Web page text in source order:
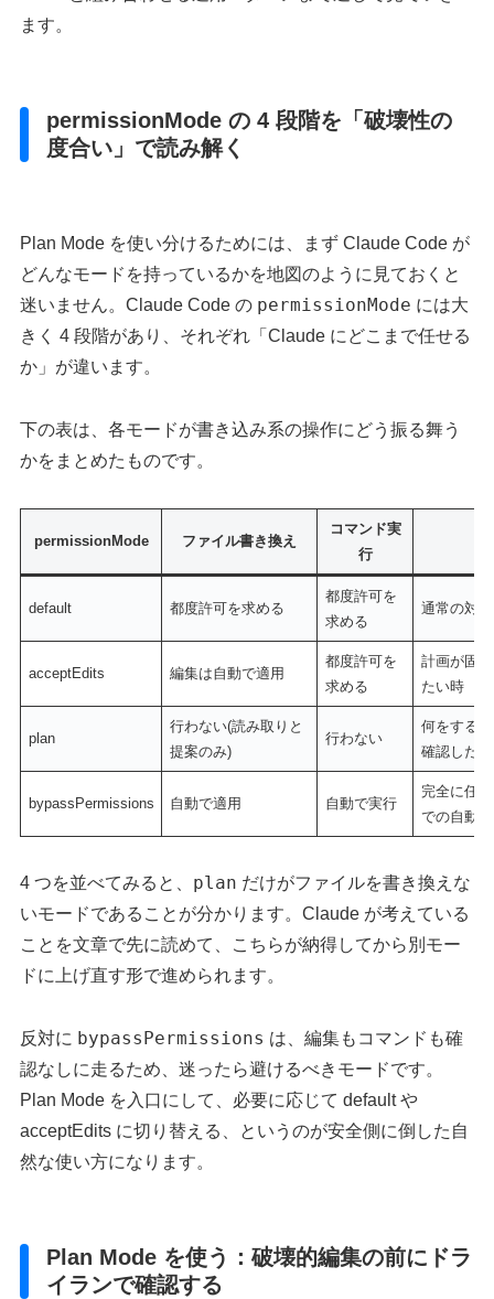
ます。
permissionMode の 4 段階を「破壊性の
度合い」で読み解く
Plan Mode を使い分けるためには、まず Claude Code が
どんなモードを持っているかを地図のように見ておくと
迷いません。Claude Code の permissionMode には大
きく 4 段階があり、それぞれ「Claude にどこまで任せる
か」が違います。
下の表は、各モードが書き込み系の操作にどう振る舞う
かをまとめたものです。
permissionMode ファイル書き換え
コマンド実
行
default 都度許可を求める
都度許可を
求める
通常の対
acceptEdits 編集は自動で適用
都度許可を
求める
計画が固
たい時
plan
行わない(読み取りと
提案のみ)
行わない
何をする
確認した
bypassPermissions 自動で適用 自動で実行
完全に任
での自動
4 つを並べてみると、 plan だけがファイルを書き換えな
いモードであることが分かります。Claude が考えている
ことを文章で先に読めて、こちらが納得してから別モー
ドに上げ直す形で進められます。
反対に bypassPermissions は、編集もコマンドも確
認なしに走るため、迷ったら避けるべきモードです。
Plan Mode を入口にして、必要に応じて default や
acceptEdits に切り替える、というのが安全側に倒した自
然な使い方になります。
Plan Mode を使う：破壊的編集の前にドラ
イランで確認する